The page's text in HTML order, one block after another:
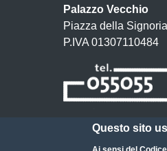
Palazzo Vecchio
Piazza della
P.IVA 01307110484
Posta Elettronica
Questo sito